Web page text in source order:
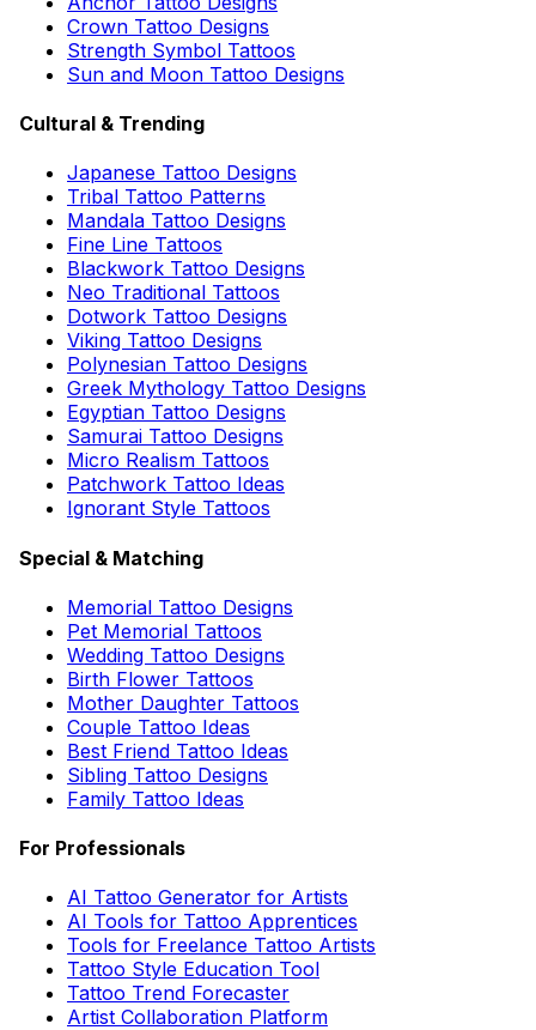
Crown Tattoo Designs
Strength Symbol Tattoos
Sun and Moon Tattoo Designs
Cultural & Trending
Japanese Tattoo Designs
Tribal Tattoo Patterns
Mandala Tattoo Designs
Fine Line Tattoos
Blackwork Tattoo Designs
Neo Traditional Tattoos
Dotwork Tattoo Designs
Viking Tattoo Designs
Polynesian Tattoo Designs
Greek Mythology Tattoo Designs
Egyptian Tattoo Designs
Samurai Tattoo Designs
Micro Realism Tattoos
Patchwork Tattoo Ideas
Ignorant Style Tattoos
Special & Matching
Memorial Tattoo Designs
Pet Memorial Tattoos
Wedding Tattoo Designs
Birth Flower Tattoos
Mother Daughter Tattoos
Couple Tattoo Ideas
Best Friend Tattoo Ideas
Sibling Tattoo Designs
Family Tattoo Ideas
For Professionals
AI Tattoo Generator for Artists
AI Tools for Tattoo Apprentices
Tools for Freelance Tattoo Artists
Tattoo Style Education Tool
Tattoo Trend Forecaster
Artist Collaboration Platform